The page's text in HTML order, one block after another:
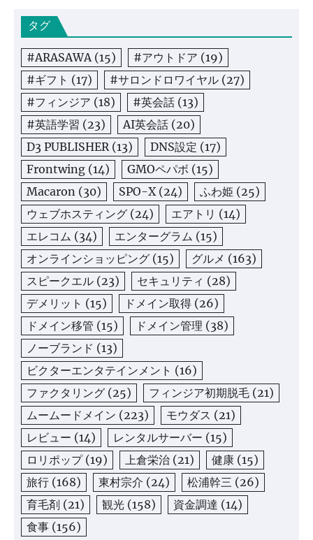
タグ
#ARASAWA (15) #アウトドア (19)
#ギフト (17) #サロンドロワイヤル (27)
#フィンジア (18) #英会話 (13)
#英語学習 (23) AI英会話 (20)
D3 PUBLISHER (13) DNS設定 (17)
Frontwing (14) GMOペパボ (15)
Macaron (30) SPO-X (24) ふわ姫 (25)
ウェブホスティング (24) エアトリ (14)
エレコム (34) エンターグラム (15)
オンラインショッピング (15) グルメ (163)
スピークエル (23) セキュリティ (28)
デメリット (15) ドメイン取得 (26)
ドメイン移管 (15) ドメイン管理 (38)
ノーブランド (13)
ビクターエンタテインメント (16)
ファクタリング (25) フィンジア初期脱毛 (21)
ムームードメイン (223) モウダス (21)
レビュー (14) レンタルサーバー (15)
ロリポップ(19) 上倉栄治 (21) 健康 (15)
旅行 (168) 東村宗介 (24) 松浦幹三 (26)
育毛剤 (21) 観光 (158) 資金調達 (14)
食事 (156)